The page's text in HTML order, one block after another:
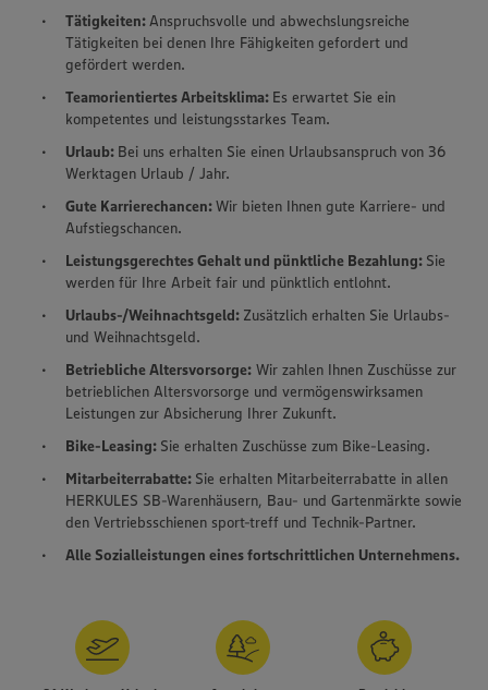
Wir setzen Cookies und andere Technologien ein, um Ihnen
Tätigkeiten:Anspruchsvolle und abwechslungsreiche
Tätigkeiten bei denen Ihre Fähigkeiten gefordert und
gefördert werden.
Teamorientiertes Arbeitsklima: Es erwartet Sie ein
kompetentes und leistungsstarkes Team.
Urlaub: Bei uns erhalten Sie einen Urlaubsanspruch von 36
Werktagen Urlaub / Jahr.
Gute Karrierechancen:Wir bieten Ihnen gute Karriere- und
Aufstiegschancen.
Leistungsgerechtes Gehalt und pünktliche Bezahlung: Sie
werden für Ihre Arbeit fair und pünktlich entlohnt.
Urlaubs-/Weihnachtsgeld: Zusätzlich erhalten Sie Urlaubs-
und Weihnachtsgeld.
Betriebliche Altersvorsorge: Wir zahlen Ihnen Zuschüsse zur
betrieblichen Altersvorsorge und vermögenswirksamen
Leistungen zur Absicherung Ihrer Zukunft.
Bike-Leasing: Sie erhalten Zuschüsse zum Bike-Leasing.
Mitarbeiterrabatte: Sie erhalten Mitarbeiterrabatte in allen
HERKULES SB-Warenhäusern, Bau- und Gartenmärkte sowie
den Vertriebsschienen sport-treff und Technik-Partner.
Alle Sozialleistungen eines fortschrittlichen Unternehmens.